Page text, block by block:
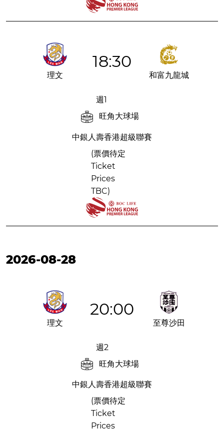
18:30
理文 和富九龍城
週1
旺角大球場
中銀人壽香港超級聯賽
(票價待定
Ticket
Prices
TBC)
2026-08-28
20:00
理文 至尊沙田
週2
旺角大球場
中銀人壽香港超級聯賽
(票價待定
Ticket
Prices